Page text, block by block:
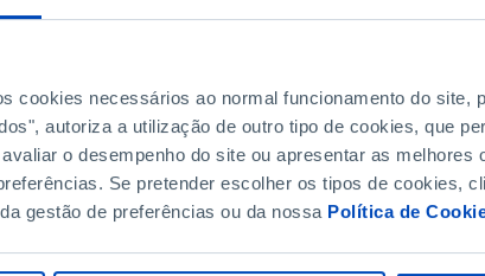
cookies necessários ao normal funcionamento do site,
autoriza a utilização de outro tipo de cookies, que
o desempenho do site ou apresentar as melhores
Se pretender escolher os tipos de cookies,
gestão de preferências ou da nossa Política de
DATA DE FIM